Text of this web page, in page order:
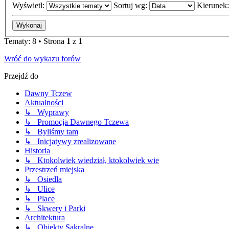
Wyświetl: Sortuj wg:
Tematy: 8 • Strona 1 z 1
Wróć do wykazu forów
Przejdź do
Dawny Tczew
Aktualności
↳ Wyprawy
↳ Promocja Dawnego Tczewa
↳ Byliśmy tam
↳ Inicjatywy zrealizowane
Historia
↳ Ktokolwiek wiedział, ktokolwiek wie
Przestrzeń miejska
↳ Osiedla
↳ Ulice
↳ Place
↳ Skwery i Parki
Architektura
↳ Obiekty Sakralne